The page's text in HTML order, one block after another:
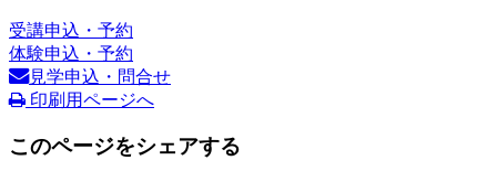
受講申込・予約
体験申込・予約
見学申込・問合せ
印刷用ページへ
このページをシェアする